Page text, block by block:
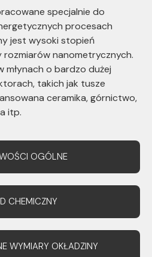
specjalnie do
procesach
jest wysoki stopień
rozmiarów nanometrycznych.
o bardzo dużej
takich jak tusze
ceramika, górnictwo,
itp.
OGÓLNE
CHEMICZNY
WYMIARY OKŁADZINY